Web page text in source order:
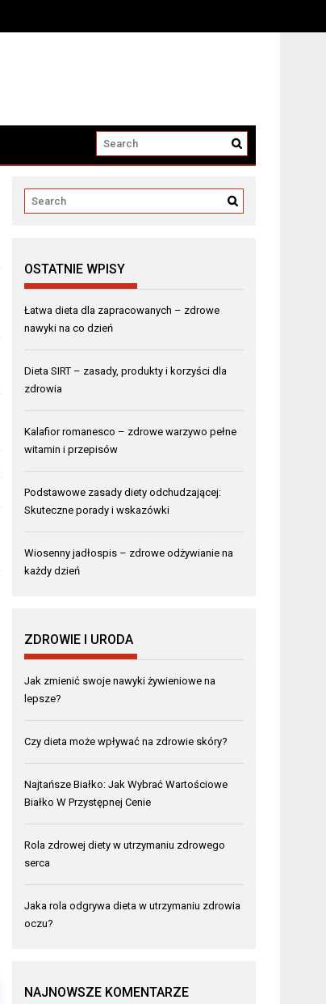
OSTATNIE WPISY
Łatwa dieta dla zapracowanych – zdrowe
nawyki na co dzień
Dieta SIRT – zasady, produkty i korzyści dla
zdrowia
Kalafior romanesco – zdrowe warzywo pełne
witamin i przepisów
Podstawowe zasady diety odchudzającej:
Skuteczne porady i wskazówki
Wiosenny jadłospis – zdrowe odżywianie na
każdy dzień
ZDROWIE I URODA
Jak zmienić swoje nawyki żywieniowe na
lepsze?
Czy dieta może wpływać na zdrowie skóry?
Najtańsze Białko: Jak Wybrać Wartościowe
Białko W Przystępnej Cenie
Rola zdrowej diety w utrzymaniu zdrowego
serca
Jaka rola odgrywa dieta w utrzymaniu zdrowia
oczu?
NAJNOWSZE KOMENTARZE